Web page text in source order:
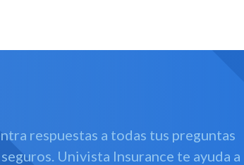
respuestas a todas tus preguntas
Univista Insurance te ayuda a